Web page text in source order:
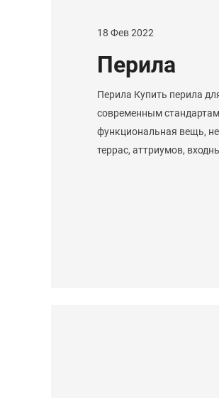
18 Фев 2022
Перила
Перила Купить перила
современным
функциональная вещь,
террас, аттриумов,